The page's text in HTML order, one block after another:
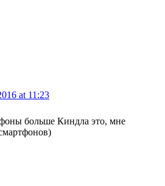
at 11:23
больше Киндла это, мне